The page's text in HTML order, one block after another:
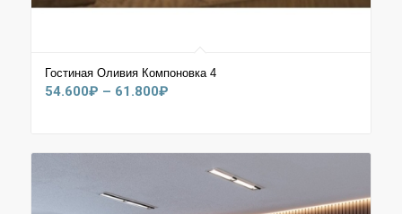
Гостиная Оливия Компоновка 4
54.600₽ – 61.800₽Диапазон
–
61.800₽